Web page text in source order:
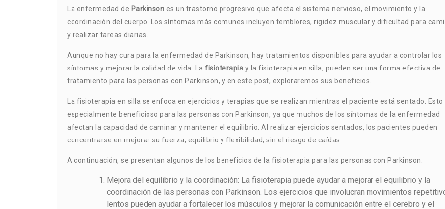
La enfermedad de Parkinson es un trastorno progresivo que afecta el sistema nervioso, el movimiento y la
coordinación del cuerpo. Los síntomas más comunes incluyen temblores, rigidez muscular y dificultad para
y realizar tareas diarias.
Aunque no hay cura para la enfermedad de Parkinson, hay tratamientos disponibles para ayudar a controlar los
síntomas y mejorar la calidad de vida. La fisioterapia y la fisioterapia en silla, pueden ser una forma efectiva de
tratamiento para las personas con Parkinson, y en este post, exploraremos sus beneficios.
La fisioterapia en silla se enfoca en ejercicios y terapias que se realizan mientras el paciente está sentado. Esto
especialmente beneficioso para las personas con Parkinson, ya que muchos de los síntomas de la enfermedad
afectan la capacidad de caminar y mantener el equilibrio. Al realizar ejercicios sentados, los pacientes pueden
concentrarse en mejorar su fuerza, equilibrio y flexibilidad, sin el riesgo de caídas.
A continuación, se presentan algunos de los beneficios de la fisioterapia para las personas con Parkinson:
Mejora del equilibrio y la coordinación: La fisioterapia puede ayudar a mejorar el equilibrio y la
coordinación de las personas con Parkinson. Los ejercicios que involucran movimientos
lentos pueden ayudar a fortalecer los músculos y mejorar la comunicación entre el cerebro y el